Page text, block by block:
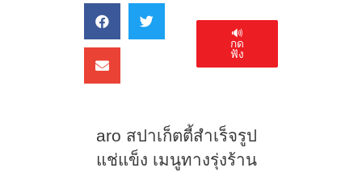
🔊
กด
ฟัง
aro สปาเก็ตตี้สำเร็จรูป
แช่แข็ง เมนูทางรุ่งร้าน